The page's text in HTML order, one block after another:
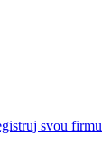
svou firmu